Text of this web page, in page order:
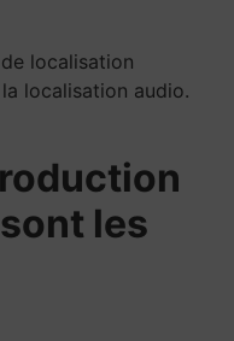
localisation
localisation audio.
les